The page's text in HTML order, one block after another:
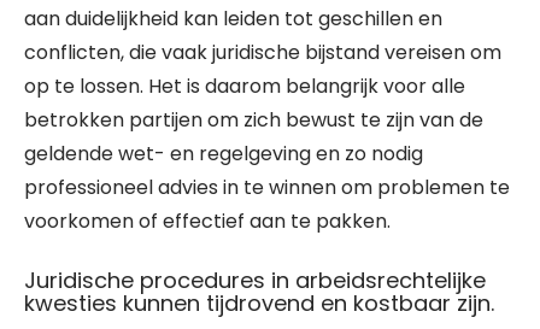
aan duidelijkheid kan leiden tot geschillen en
conflicten, die vaak juridische bijstand vereisen om
op te lossen. Het is daarom belangrijk voor alle
betrokken partijen om zich bewust te zijn van de
geldende wet- en regelgeving en zo nodig
professioneel advies in te winnen om problemen te
voorkomen of effectief aan te pakken.
Juridische procedures in arbeidsrechtelijke
kwesties kunnen tijdrovend en kostbaar zijn.